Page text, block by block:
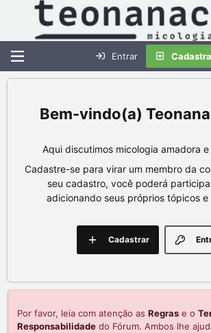
Entrar
Aqui discutimos micologia amadora
Cadastre-se para virar um membro da
seu cadastro, você poderá
adicionando seus próprios tópicos e
Cadastrar
Por favor, leia com atenção as Regras e o
Responsabilidade do Fórum. Ambos lhe